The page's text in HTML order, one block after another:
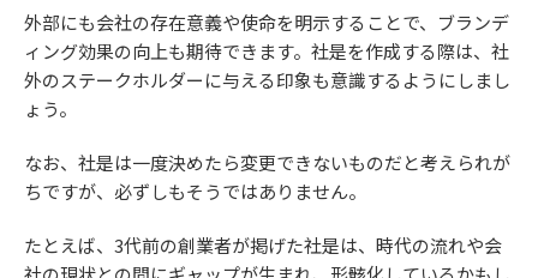
外部にも会社の存在意義や使命を明示することで、ブランデ
ィング効果の向上も期待できます。社是を作成する際は、社
外のステークホルダーに与える印象も意識するようにしまし
ょう。
なお、社是は一度決めたら変更できないものだと考えられが
ちですが、必ずしもそうではありません。
たとえば、3代前の創業者が掲げた社是は、時代の流れや会